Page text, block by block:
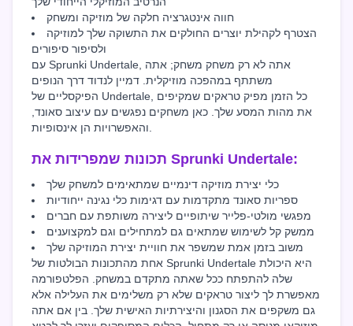
חווה אינטגרציה חלקה של מוזיקה ומשחק
הצטרף לקהילת יוצרים החולקים את התשוקה שלך למוזיקה
ולסיפור סיפורים
עם Sprunki Undertale, אתה לא רק משחק משחק; אתה
משתתף במהפכה מוזיקלית. דמיין לנדוד דרך הנופים
הפיקסליים של Undertale, כל הזמן מפיק טראקים שמקיפים
את מהות המסע שלך. כאן משחקים נפגשים עם עיצוב סאונד,
תכונות שמפרידות את Sprunki Undertale:
כלי יצירת מוזיקה דינמיים שמתאימים למשחק שלך
ספריות סאונד מתקדמות עם דגימות כלי נגינה ייחודיות
מפגשי מולטי-פלייר שיתופיים ליצירה משותפת עם חברים
ממשק קל לשימוש שמתאים גם למתחילים וגם למקצוענים
משוב בזמן אמת שמשפר את חוויית יצירת המוזיקה שלך
אחת מהתכונות הבולטות של Sprunki Undertale היא היכולת
שלה להתפתח ככל שאתה מתקדם במשחק. הפלטפורמה
מאפשרת לך ליצור טראקים שלא רק משלימים את העלילה אלא
גם משקפים את הסגנון והיצירתיות האישית שלך. בין אם אתה